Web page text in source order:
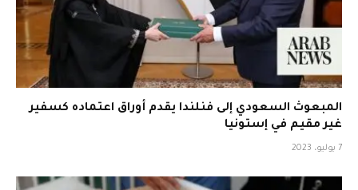
المبعوث السعودي إلى فنلندا يقدم أوراق اعتماده كسفير
غير مقيم في إستونيا
7 يوليو، 2023